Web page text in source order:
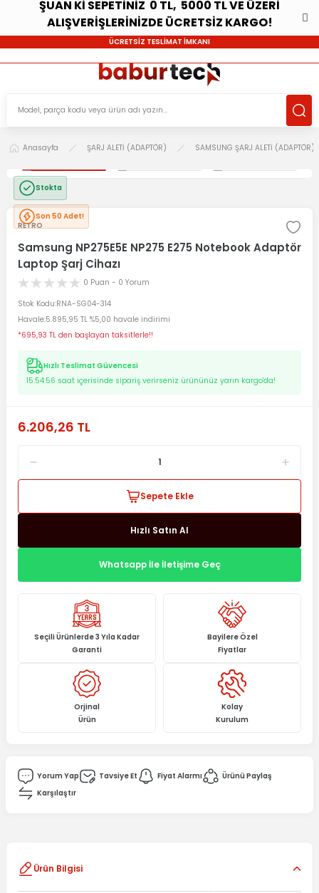
ŞUAN Kİ SEPETİNİZ 0 TL, 5000 TL VE ÜZERİ
ALIŞVERİŞLERİNİZDE ÜCRETSİZ KARGO!
ÜCRETSİZ TESLİMAT İMKANI
Anasayfa ŞARJ ALETİ (ADAPTÖR) SAMSUNG ŞARJ ALETİ (ADAPTÖR)
Stokta
Son 50 Adet!
RETRO
Samsung NP275E5E NP275 E275 Notebook Adaptör
Laptop Şarj Cihazı
0 Puan - 0 Yorum
Stok Kodu RNA-SG04-314
Havale 5.895,95 TL %5,00 havale indirimi
*695,93 TL den başlayan taksitlerle!!
Hızlı Teslimat Güvencesi
15:54:56 saat içerisinde sipariş verirseniz ürününüz yarın kargo'da!
6.206,26 TL
Sepete Ekle
Hızlı Satın Al
Whatsapp İle İletişime Geç
Seçili Ürünlerde 3 Yıla Kadar
Garanti
Bayilere Özel
Fiyatlar
Orjinal
Ürün
Kolay
Kurulum
Yorum Yap Tavsiye Et Fiyat Alarmı
Ürünü Paylaş
Karşılaştır
Ürün Bilgisi